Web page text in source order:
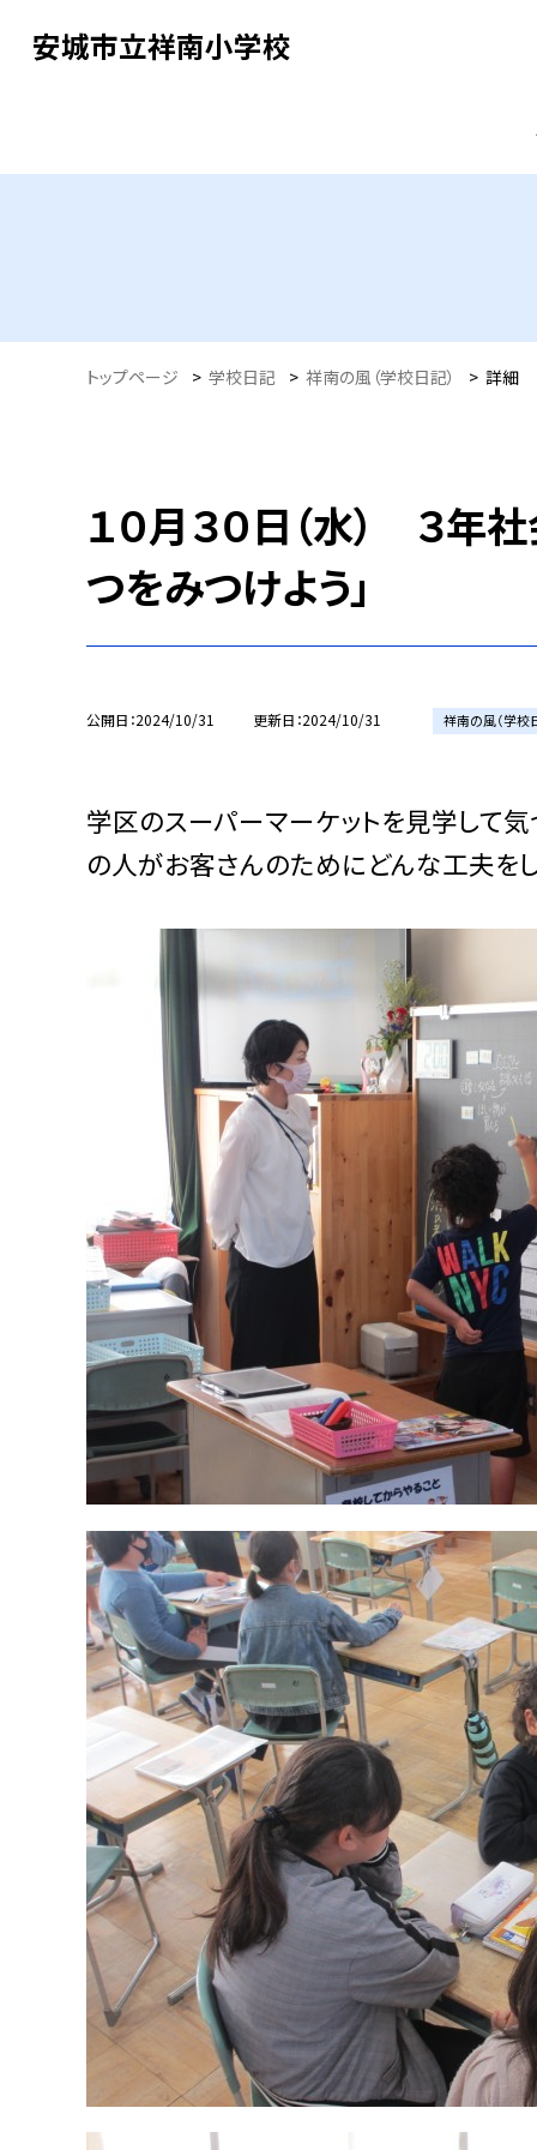
安城市立祥南小学校
トップページ > 学校日記 > 祥南の風（学校日記） > 詳細
１０月３０日（水） ３年
つをみつけよう」
公開日 2024/10/31 更新日 2024/10/31 祥南の風（学校
学区のスーパーマーケットを見学して
の人がお客さんのためにどんな工夫を